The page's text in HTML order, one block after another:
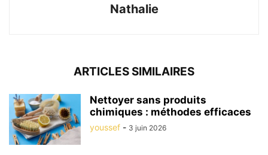
Nathalie
ARTICLES SIMILAIRES
Nettoyer sans produits
chimiques : méthodes efficaces
youssef - 3 juin 2026